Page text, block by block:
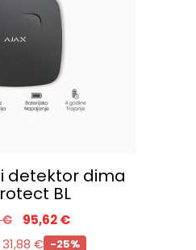
detektor dima
BL
€ 95,62€
31,88 € -25%